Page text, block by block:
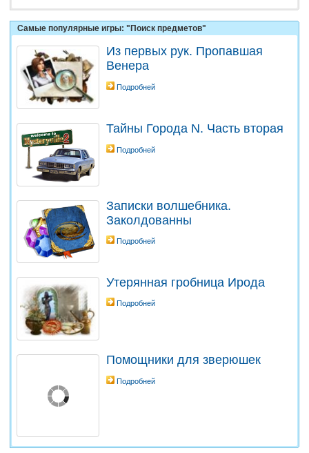
Самые популярные игры: "Поиск предметов"
Из первых рук. Пропавшая
Венера
Подробней
Тайны Города N. Часть вторая
Подробней
Записки волшебника.
Заколдованны
Подробней
Утерянная гробница Ирода
Подробней
Помощники для зверюшек
Подробней